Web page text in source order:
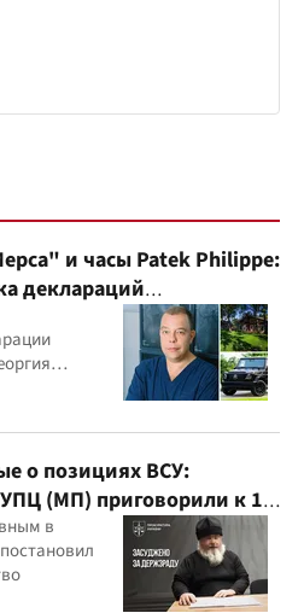
и часы Patek Philippe:
деклараций
кардиоцентра
НАПК?
о позициях ВСУ:
(МП) приговорили к 15
в